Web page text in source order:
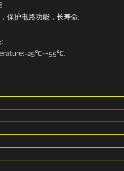
保护电路功能，长寿命;
25℃~+55℃.